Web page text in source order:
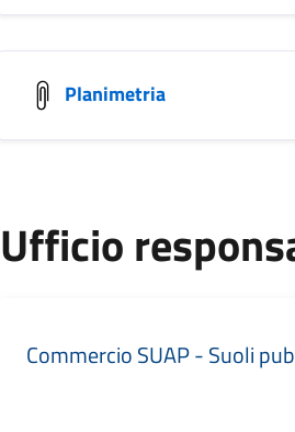
Planimetria
Ufficio
Commercio SUAP - Suoli